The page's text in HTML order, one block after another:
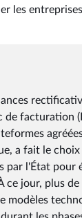
les
de facturation
a fait le
par l'État pour
ce jour, plus
modèles